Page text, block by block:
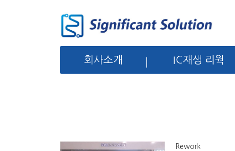
회사소개 IC재생 리웍
Rework